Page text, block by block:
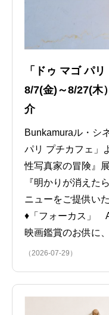
「ドゥ マゴ パリ
8/7(金)～8/27(木
介
Bunkamuraル・シ
パリ プチカフェ
性写真家の冒険』
『明かりが消えた
ニューをご提供い
♦「フォーカス」
映画鑑賞のお供に
（2026-07-29）